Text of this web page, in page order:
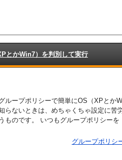
とかWin7）を判別して実行
ループポリシーで簡単にOS（XPとか
らないときは、めちゃくちゃ設定に苦
うものです。 いつもグループポリシーを
グループポリシ